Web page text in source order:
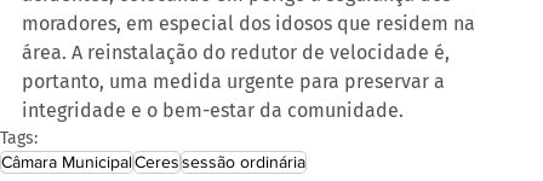
moradores, em especial dos idosos que residem na
área. A reinstalação do redutor de velocidade é,
portanto, uma medida urgente para preservar a
integridade e o bem-estar da comunidade.
Tags:
Câmara MunicipalCeressessão ordinária